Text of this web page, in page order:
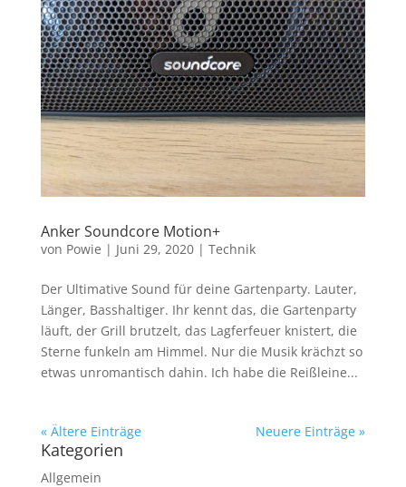
Anker Soundcore Motion+
von Powie | Juni 29, 2020| Technik
Der Ultimative Sound für deine Gartenparty. Lauter,
Länger, Basshaltiger. Ihr kennt das, die Gartenparty
läuft, der Grill brutzelt, das Lagferfeuer knistert, die
Sterne funkeln am Himmel. Nur die Musik krächzt so
etwas unromantisch dahin. Ich habe die Reißleine...
« Ältere Einträge Neuere Einträge »
Kategorien
Allgemein